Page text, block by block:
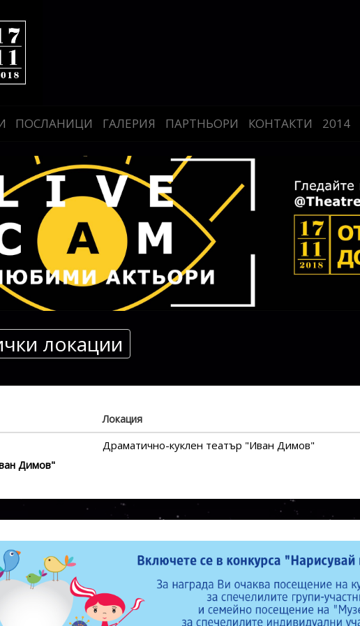
ПОСЛАНИЦИ ГАЛЕРИЯ ПАРТНЬОРИ КОНТАКТИ 2014
локации
Локация
Димов"
Драматично-куклен театър "Иван Димов"